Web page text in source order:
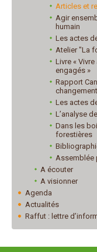
Articles et
Agir
humain
Les actes
Atelier "La
Livre «
engagés »
Rapport
Les actes
L’analyse
Dans les
forestières
Assemblée
A écouter
A visionner
Agenda
Actualités
Raffut : lettre